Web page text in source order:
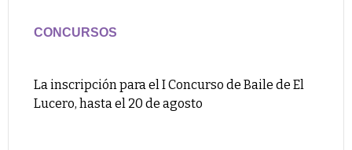
CONCURSOS
La inscripción para el I Concurso de Baile de El
Lucero, hasta el 20 de agosto